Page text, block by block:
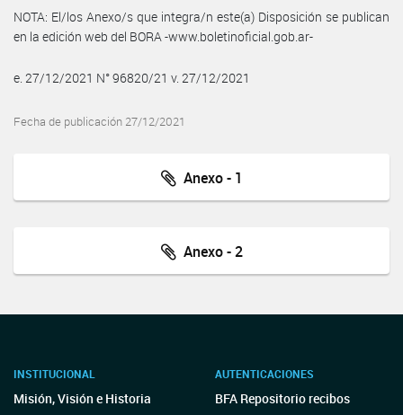
NOTA: El/los Anexo/s que integra/n este(a) Disposición se publican
en la edición web del BORA -www.boletinoficial.gob.ar-
e. 27/12/2021 N° 96820/21 v. 27/12/2021
Fecha de publicación 27/12/2021
Anexo - 1
Anexo - 2
INSTITUCIONAL
Misión, Visión e Historia
AUTENTICACIONES
BFA Repositorio recibos